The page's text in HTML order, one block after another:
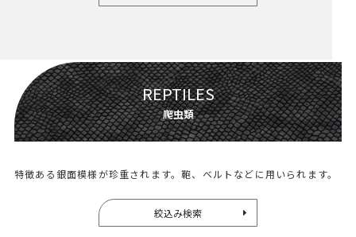
REPTILES
爬虫類
特徴ある銀面模様が珍重されます。鞄、ベルトなどに用いられます。
絞込み検索